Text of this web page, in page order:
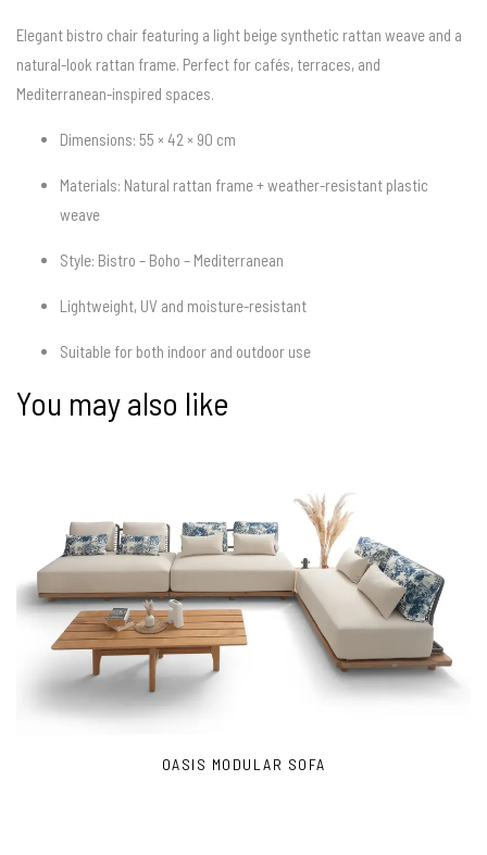
Elegant bistro chair featuring a light beige synthetic rattan weave and a
natural-look rattan frame. Perfect for cafés, terraces, and
Mediterranean-inspired spaces.
Dimensions: 55 × 42 × 90 cm
Materials: Natural rattan frame + weather-resistant plastic
weave
Style: Bistro – Boho – Mediterranean
Lightweight, UV and moisture-resistant
Suitable for both indoor and outdoor use
You may also like
OASIS MODULAR SOFA